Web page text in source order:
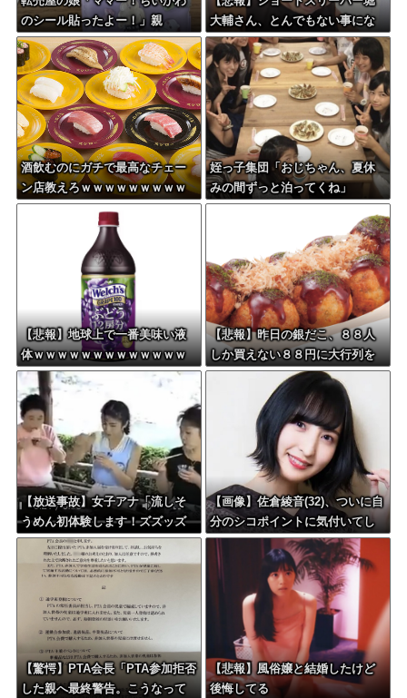
のシール貼ったよー！」親
「！！！！！！」→
大輔さん、とんでもない事にな
る・・・
酒飲むのにガチで最高なチェー
ン店教えろｗｗｗｗｗｗｗｗｗ
ｗ
姪っ子集団「おじちゃん、夏休
みの間ずっと泊ってくね」
【悲報】地球上で一番美味い液
体ｗｗｗｗｗｗｗｗｗｗｗｗｗ
ｗｗｗｗｗｗｗｗｗｗｗｗｗｗ
ｗｗｗｗｗｗ
【悲報】昨日の銀だこ、８８人
しか買えない８８円に大行列を
なす都民コチラ・・・
【放送事故】女子アナ「流しそ
うめん初体験します！ズズッズ
ッ…ズッ………ゲホォッ！」
【画像】佐倉綾音(32)、ついに自
分のシコポイントに気付いてし
まう・・・
【驚愕】PTA会長「PTA参加拒否
した親へ最終警告。こうなって
【悲報】風俗嬢と結婚したけど
後悔してる